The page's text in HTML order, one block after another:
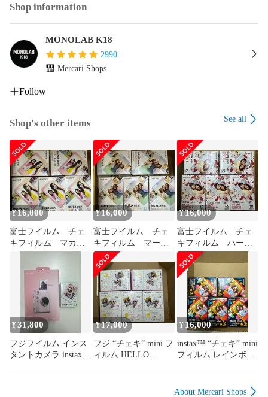
Shop information
MONOLAB K18
2990
Mercari Shops
Follow
Shop's other items See all
¥16,000
富士フイルム チェ
キフィルム マカロ
ン 10本
¥16,000
富士フイルム チェ
キフィルム マーメ
イドテイル 10本
¥16,000
富士フイルム チェ
キフィルム ハート
スケッチ 10本
¥31,800
フジフイルム インス
タントカメラ instax
¥17,000
フジ “チェキ” mini フ
ィルム HELLO
¥ 16,000
instax™ “チェキ” mini
フィルム レインボ
About Mercari Shops